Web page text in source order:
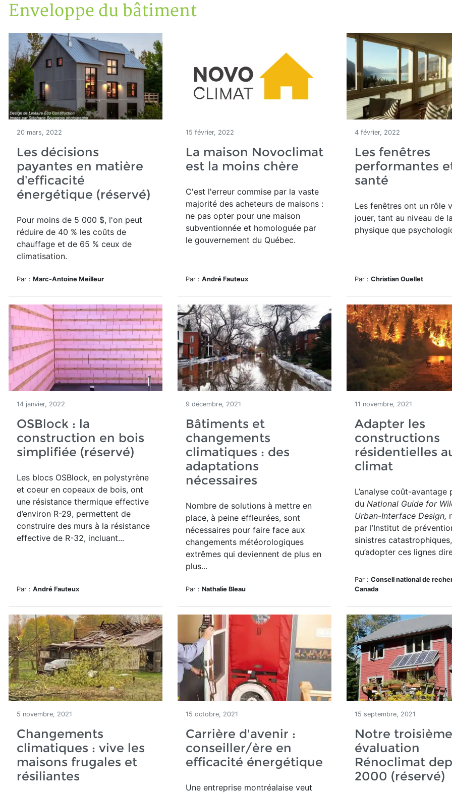
Accueil
Articles
Enveloppe du bâtiment
Enveloppe du bâtiment
20 mars, 2022
Les décisions
payantes en matière
d’efficacité
énergétique (réservé)
Pour moins de 5 000 $, l'on peut
réduire de 40 % les coûts de
chauffage et de 65 % ceux de
climatisation.
Par : Marc-Antoine Meilleur
15 février, 2022
La maison Novoclimat
est la moins chère
C'est l'erreur commise par la vaste
majorité des acheteurs de maisons :
ne pas opter pour une maison
subventionnée et homologuée par
le gouvernement du Québec.
Par : André Fauteux
4 février, 2022
Les fenêtres
performantes
santé
Les fenêtres ont un rôle
jouer, tant au niveau de
physique que
Par : Christian Ouellet
14 janvier, 2022
OSBlock : la
construction en bois
simplifiée (réservé)
Les blocs OSBlock, en polystyrène
et coeur en copeaux de bois, ont
une résistance thermique effective
d’environ R-29, permettent de
construire des murs à la résistance
effective de R-32, incluant...
Par : André Fauteux
9 décembre, 2021
Bâtiments et
changements
climatiques : des
adaptations
nécessaires
Nombre de solutions à mettre en
place, à peine effleurées, sont
nécessaires pour faire face aux
changements météorologiques
extrêmes qui deviennent de plus en
plus...
Par : Nathalie Bleau
11 novembre, 2021
Adapter les
constructions
résidentielles
climat
L’analyse coût-avantage
du National Guide for
Urban-Interface Design,
par l’Institut de
sinistres
qu’adopter ces lignes
Par : Conseil national de
Canada
5 novembre, 2021
Changements
climatiques : vive les
maisons frugales et
résiliantes
15 octobre, 2021
Carrière d'avenir :
conseiller/ère en
efficacité énergétique
Une entreprise montréalaise veut
15 septembre, 2021
Notre troisième
évaluation
Rénoclimat
2000 (réservé)